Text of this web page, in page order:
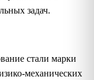
задач.
стали марки
механических